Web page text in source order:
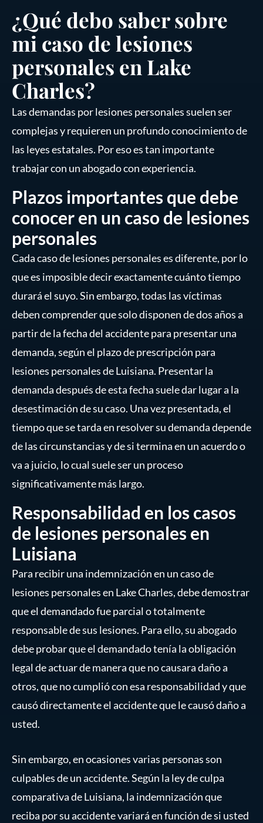
¿Qué debo saber sobre
mi caso de lesiones
personales en Lake
Charles?
Las demandas por lesiones personales suelen ser
complejas y requieren un profundo conocimiento de
las leyes estatales. Por eso es tan importante
trabajar con un abogado con experiencia.
Plazos importantes que debe
conocer en un caso de lesiones
personales
Cada caso de lesiones personales es diferente, por lo
que es imposible decir exactamente cuánto tiempo
durará el suyo. Sin embargo, todas las víctimas
deben comprender que solo disponen de dos años a
partir de la fecha del accidente para presentar una
demanda, según el plazo de prescripción para
lesiones personales de Luisiana. Presentar la
demanda después de esta fecha suele dar lugar a la
desestimación de su caso. Una vez presentada, el
tiempo que se tarda en resolver su demanda depende
de las circunstancias y de si termina en un acuerdo o
va a juicio, lo cual suele ser un proceso
significativamente más largo.
Responsabilidad en los casos
de lesiones personales en
Luisiana
Para recibir una indemnización en un caso de
lesiones personales en Lake Charles, debe demostrar
que el demandado fue parcial o totalmente
responsable de sus lesiones. Para ello, su abogado
debe probar que el demandado tenía la obligación
legal de actuar de manera que no causara daño a
otros, que no cumplió con esa responsabilidad y que
causó directamente el accidente que le causó daño a
usted.
Sin embargo, en ocasiones varias personas son
culpables de un accidente. Según la ley de culpa
comparativa de Luisiana, la indemnización que
reciba por su accidente variará en función de si usted